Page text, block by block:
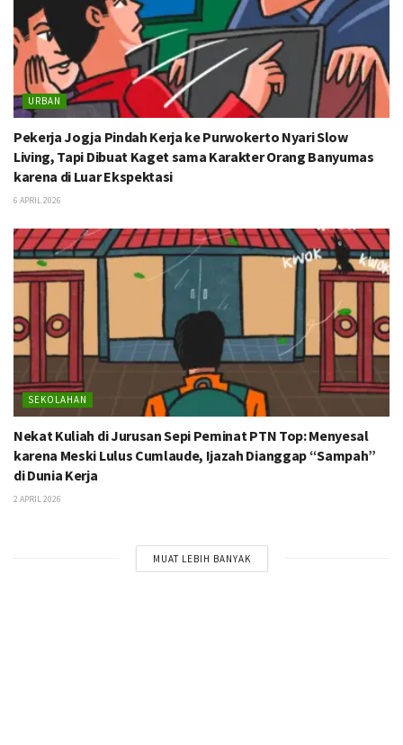
URBAN
Pekerja Jogja Pindah Kerja ke Purwokerto Nyari Slow
Living, Tapi Dibuat Kaget sama Karakter Orang Banyumas
karena di Luar Ekspektasi
6 APRIL 2026
SEKOLAHAN
Nekat Kuliah di Jurusan Sepi Peminat PTN Top: Menyesal
karena Meski Lulus Cumlaude, Ijazah Dianggap “Sampah”
di Dunia Kerja
2 APRIL 2026
MUAT LEBIH BANYAK